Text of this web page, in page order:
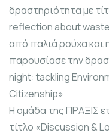
δραστηριότητα με
reflection about
από παλιά ρούχα και
παρουσίασε την
night: tackling
Citizenship»
Η ομάδα της ΠΡΑΞΙΣ
τίτλο «Discussion &